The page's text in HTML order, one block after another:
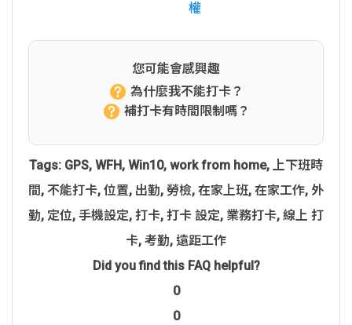
權
您可能會感興趣
為什麼我不能打卡？
補打卡有時間限制嗎？
Tags: GPS, WFH , Win10, work from home, 上下班時
間 , 不能打卡, 位置, 出勤, 勞檢, 在家上班, 在家工作, 外
勤, 定位, 手機設定, 打卡, 打卡 設定, 業務打卡, 線上 打
卡, 考勤, 遠距工作
Did you find this FAQ helpful?
0
0